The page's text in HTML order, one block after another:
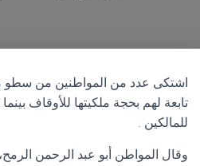
اشتكى عدد من المواطنين من
تابعة لهم بحجة ملكيتها للأوقاف
للمالكين .
وقال المواطن أبو عبد الرحمن